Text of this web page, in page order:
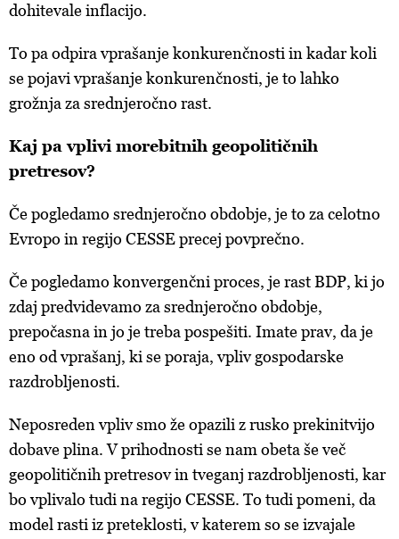
dohitevale inflacijo.
To pa odpira vprašanje konkurenčnosti in kadar koli
se pojavi vprašanje konkurenčnosti, je to lahko
grožnja za srednjeročno rast.
Kaj pa vplivi morebitnih geopolitičnih
pretresov?
Če pogledamo srednjeročno obdobje, je to za celotno
Evropo in regijo CESSE precej povprečno.
Če pogledamo konvergenčni proces, je rast BDP, ki jo
zdaj predvidevamo za srednjeročno obdobje,
prepočasna in jo je treba pospešiti. Imate prav, da je
eno od vprašanj, ki se poraja, vpliv gospodarske
razdrobljenosti.
Neposreden vpliv smo že opazili z rusko prekinitvijo
dobave plina. V prihodnosti se nam obeta še več
geopolitičnih pretresov in tveganj razdrobljenosti, kar
bo vplivalo tudi na regijo CESSE. To tudi pomeni, da
model rasti iz preteklosti, v katerem so se izvajale